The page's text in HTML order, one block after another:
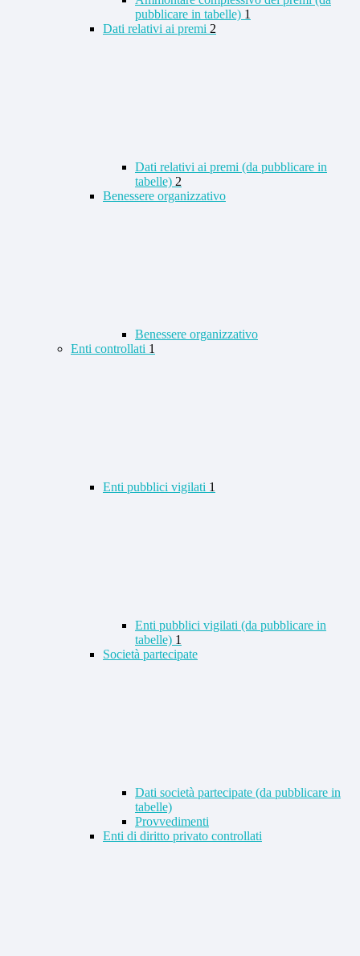
pubblicare in tabelle) 1
Dati relativi ai premi 2
Dati relativi ai premi (da pubblicare in
tabelle) 2
Benessere organizzativo
Benessere organizzativo
Enti controllati 1
Enti pubblici vigilati 1
Enti pubblici vigilati (da pubblicare in
tabelle) 1
Società partecipate
Dati società partecipate (da pubblicare in
tabelle)
Provvedimenti
Enti di diritto privato controllati